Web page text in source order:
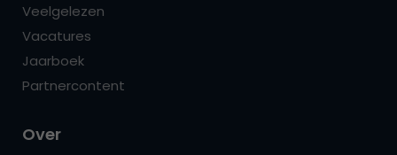
Veelgelezen
Vacatures
Jaarboek
Partnercontent
Over